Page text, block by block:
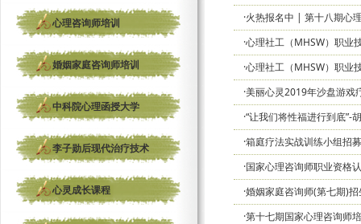
心理咨询师培训
婚姻家庭咨询师培训
中科院心理函授大学
李子勋后现代治疗技术
心灵成长课程
·火热报名中 | 第十八期心
·心理社工（MHSW）职业
·心理社工（MHSW）职业
·美丽心灵2019年沙盘游
·“让我们将性福进行到底
·箱庭疗法实战训练小组招
·国家心理咨询师职业资格
·婚姻家庭咨询师(第七期)
·第十七期国家心理咨询师